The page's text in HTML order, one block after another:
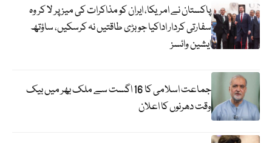
پاکستان نے امریکا، ایران کو مذاکرات کی میز پر لا کر وہ
سفارتی کردار اداکیا جو بڑی طاقتیں نہ کرسکیں، ساؤتھ
ایشین وائسز
جماعت اسلامی کا 16 اگست سے ملک بھر میں بیک
وقت دھرنوں کا اعلان